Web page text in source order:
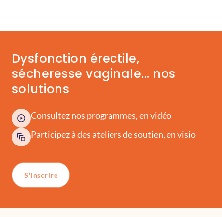
Dysfonction érectile,
sécheresse vaginale... nos
solutions
Consultez nos programmes, en vidéo
Participez à des ateliers de soutien, en visio
S'inscrire